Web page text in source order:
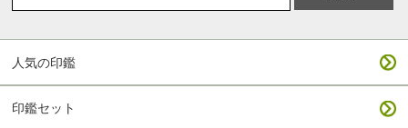
人気の印鑑
印鑑セット